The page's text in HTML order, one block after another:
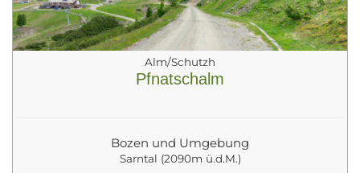
Alm/Schutzh
Pfnatschalm
Bozen und Umgebung
Sarntal (2090m ü.d.M.)